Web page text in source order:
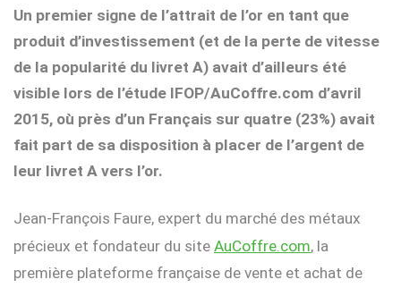
Un premier signe de l’attrait de l’or en tant que
produit d’investissement (et de la perte de vitesse
de la popularité du livret A) avait d’ailleurs été
visible lors de l’étude IFOP/AuCoffre.com d’avril
2015, où près d’un Français sur quatre (23%) avait
fait part de sa disposition à placer de l’argent de
leur livret A vers l’or.
Jean-François Faure, expert du marché des métaux
précieux et fondateur du site AuCoffre.com, la
première plateforme française de vente et achat de